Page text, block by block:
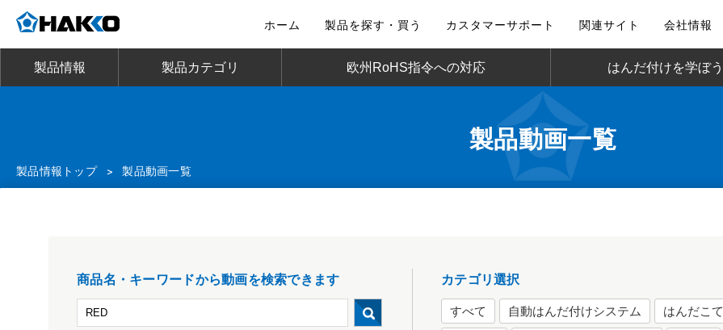
ホーム 製品を探す・買う カスタマーサポート 関連サイト 会社情報
製品情報 製品カテゴリ 欧州RoHS指令への対応 はんだ付けを学ぼう
製品動画一覧
製品情報トップ > 製品動画一覧
商品名・キーワードから動画を検索できます カテゴリ選択
すべて 自動はんだ付けシステム はんだこて